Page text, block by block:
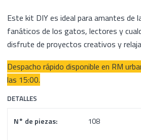
Este kit DIY es ideal para amantes de
fanáticos de los gatos, lectores y
disfrute de proyectos creativos y
Despacho rápido disponible en RM
las 15:00.
DETALLES
N° de piezas: 108